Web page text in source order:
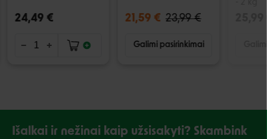
24,49 € 21,59 € 23,99 €
Galimi pasirinkimai
Išalkai ir nežinai kaip užsisakyti? Skambink